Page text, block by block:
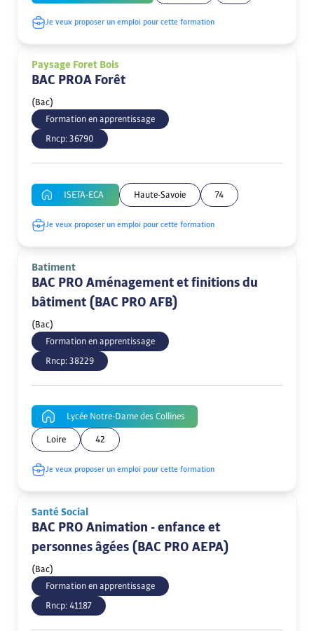
Je veux proposer un emploi pour cette formation
Paysage Foret Bois
BAC PROA Forêt
(Bac)
Formation en apprentissage
Rncp: 36790
ISETA-ECA Haute-Savoie 74
Je veux proposer un emploi pour cette formation
Batiment
BAC PRO Aménagement et finitions du
bâtiment (BAC PRO AFB)
(Bac)
Formation en apprentissage
Rncp: 38229
Lycée Notre-Dame des Collines
Loire 42
Je veux proposer un emploi pour cette formation
Santé Social
BAC PRO Animation - enfance et
personnes âgées (BAC PRO AEPA)
(Bac)
Formation en apprentissage
Rncp: 41187